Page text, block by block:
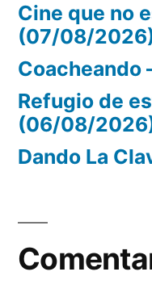
Cine que no
(07/08/
Refugio de
(06/08/
Dando La